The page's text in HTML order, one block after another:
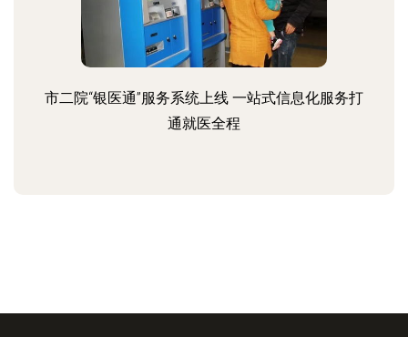
市二院“银医通”服务系统上线 一站式信息化服务打
通就医全程